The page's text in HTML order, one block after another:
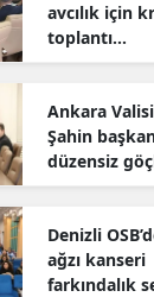
avcılık için
toplantı
Ankara
Şahin
düzensiz
mücadele
Denizli
ağzı kanseri
farkındalık